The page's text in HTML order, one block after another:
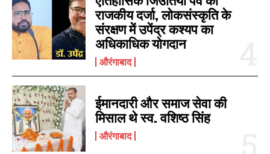
I WANT IN
I've read and accept the Privacy Policy.
राजकीय दर्जा, लोकसंस्कृति के
संरक्षण में उपेंद्र कश्यप का
अधिकाधिक योगदान
औरंगाबाद
ईमानदारी और समाज सेवा की
मिसाल थे स्व. वशिष्ठ सिंह
औरंगाबाद